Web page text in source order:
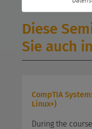
Diese
Sie auch
CompTIA
Linux+)
During the